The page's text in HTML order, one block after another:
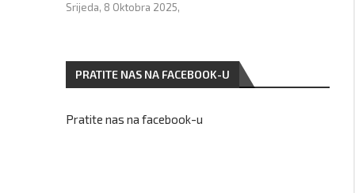
Srijeda, 8 Oktobra 2025,
PRATITE NAS NA FACEBOOK-U
Pratite nas na facebook-u